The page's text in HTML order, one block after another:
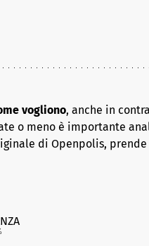
vogliono, anche in
o meno è importante
di Openpolis,